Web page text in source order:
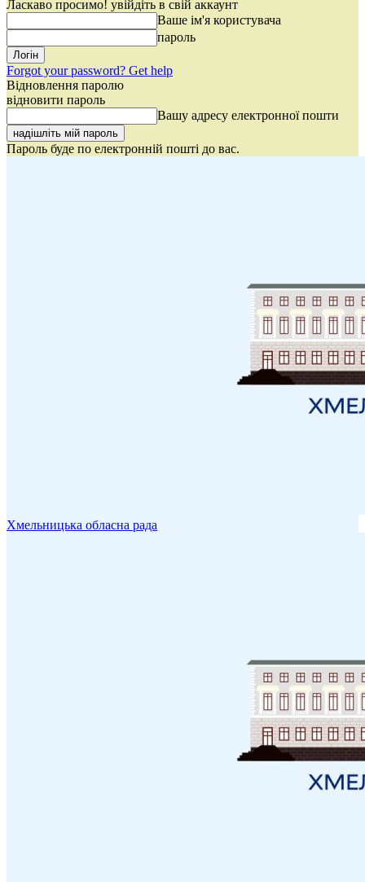
Ласкаво просимо! увійдіть в свій аккаунт
Ваше ім'я користувача
пароль
Forgot your password? Get help
Відновлення паролю
відновити пароль
Вашу адресу електронної пошти
Пароль буде по електронній пошті до вас.
Хмельницька обласна рада